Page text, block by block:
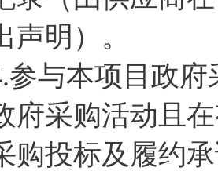
声明）。
与本项目政府
府采购活动且
购投标及履约